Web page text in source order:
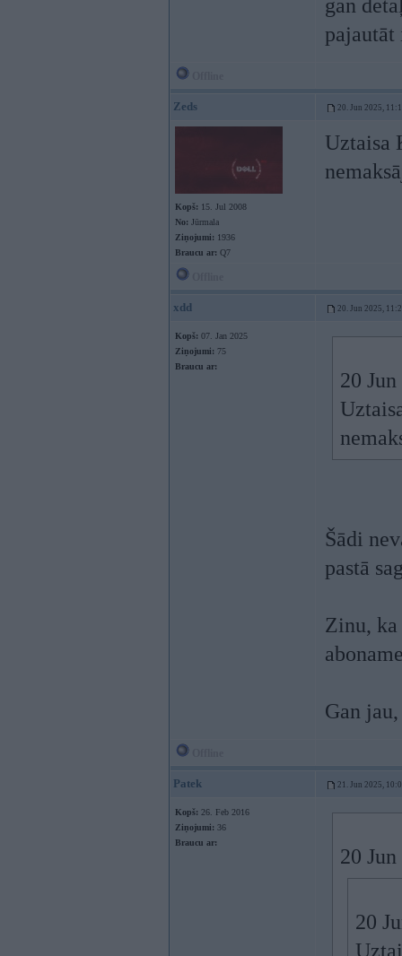
gan
pajautāt
Zeds 20. Jun 2025,
Kopš: 15. Jul 2008
No: Jūrmala
Ziņojumi: 1936
Braucu ar: Q7
Uztaisa
xdd 20. Jun 2025,
Kopš: 07. Jan 2025
Ziņojumi: 75
Braucu ar:
20
Šādi
pastā
Zinu,
Gan
Patek 21. Jun 2025,
Kopš: 26. Feb 2016
Ziņojumi: 36
Braucu ar:
20
20